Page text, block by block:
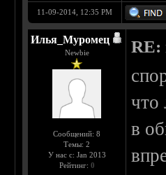
11-09-2014, 12:35 PM
Илья_Муромец
Newbie
Сообщений: 8
Темы: 2
У нас с: Jan 2013
Рейтинг: 0
RE:
что
в